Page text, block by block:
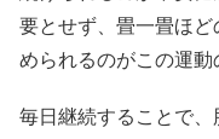
要とせず、畳一畳ほ
められるのがこの運動
毎日継続することで